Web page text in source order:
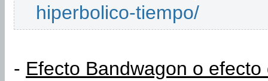
hiperbolico-tiempo/
- Efecto Bandwagon o